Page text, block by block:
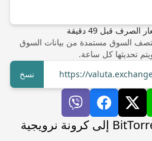
الصرف قبل 49 دقيقة
السوق مستمدة من بيانات السوق
تحديثها كل ساعة.
https://
نسخ
حول تحويل BitTorrent (BTT) إلى كرونة نرويجية